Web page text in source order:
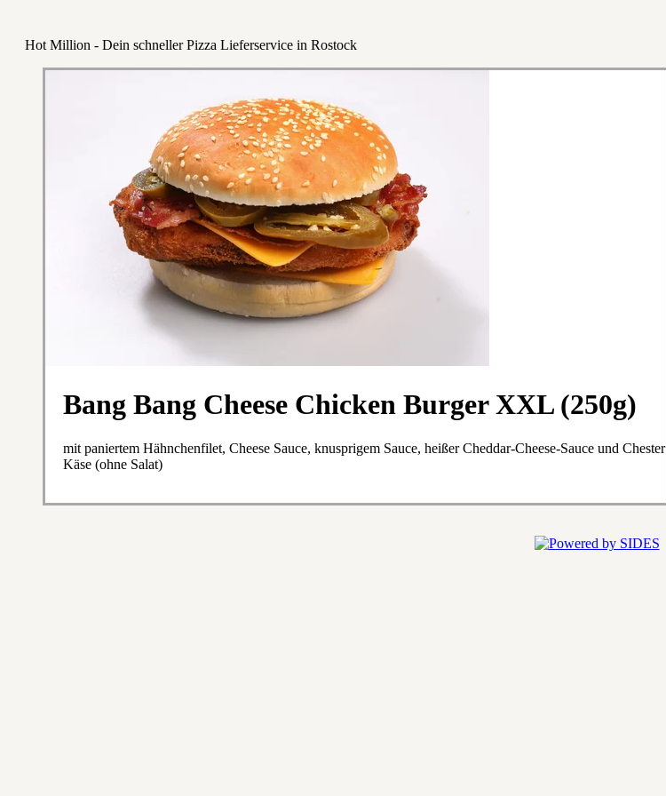
Hot Million - Dein schneller Pizza Lieferservice in Rostock
Bang Bang Cheese Chicken Burger XXL (250g)
mit paniertem Hähnchenfilet, Cheese Sauce, knusprigem Sauce, heißer Cheddar-Cheese-Sauce und Chester
Käse (ohne Salat)